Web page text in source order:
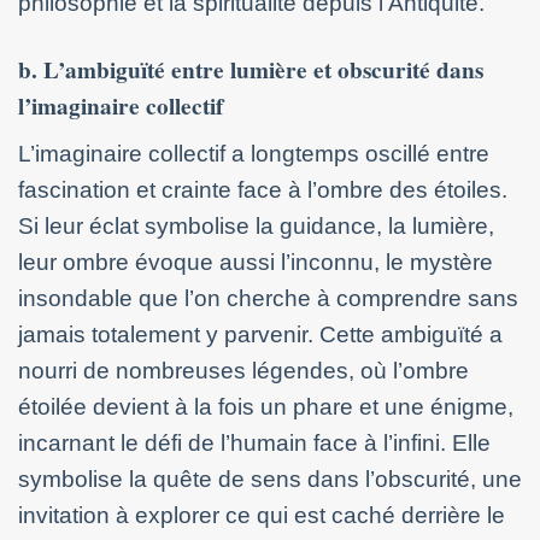
b. L’ambiguïté entre lumière et obscurité dans
l’imaginaire collectif
L’imaginaire collectif a longtemps oscillé entre
fascination et crainte face à l’ombre des étoiles.
Si leur éclat symbolise la guidance, la lumière,
leur ombre évoque aussi l’inconnu, le mystère
insondable que l’on cherche à comprendre sans
jamais totalement y parvenir. Cette ambiguïté a
nourri de nombreuses légendes, où l’ombre
étoilée devient à la fois un phare et une énigme,
incarnant le défi de l’humain face à l’infini. Elle
symbolise la quête de sens dans l’obscurité, une
invitation à explorer ce qui est caché derrière le